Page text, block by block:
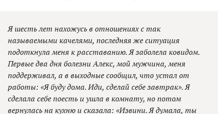
Я шесть лет нахожусь в отношениях с так
называемыми качелями, последняя же ситуация
подоткнула меня к расставанию. Я заболела ковидом.
Первые два дня болезни Алекс, мой мужчина, меня
поддерживал, а в выходные сообщил, что устал от
работы: «Я буду дома. Иди, сделай себе завтрак». Я
сделала себе поесть и ушла в комнату, но потом
вернулась на кухню и сказала: «Извини. Я думала, ты